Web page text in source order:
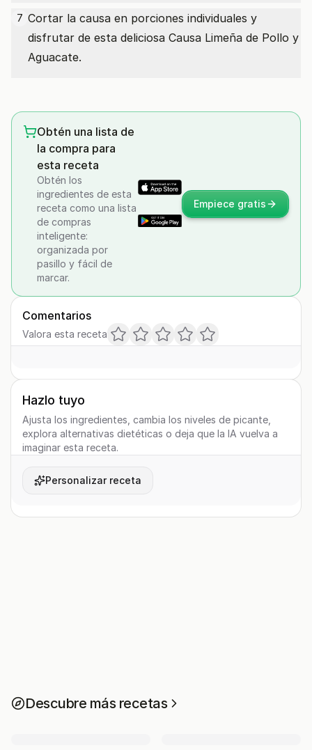
7 Cortar la causa en porciones individuales y
disfrutar de esta deliciosa Causa Limeña de Pollo y
Aguacate.
Obtén una lista de
la compra para
esta receta
Obtén los
ingredientes de esta
receta como una lista
de compras
inteligente:
organizada por
pasillo y fácil de
marcar.
Empiece gratis
Comentarios
Valora esta receta
Hazlo tuyo
Ajusta los ingredientes, cambia los niveles de picante,
explora alternativas dietéticas o deja que la IA vuelva a
imaginar esta receta.
Personalizar receta
Descubre más recetas